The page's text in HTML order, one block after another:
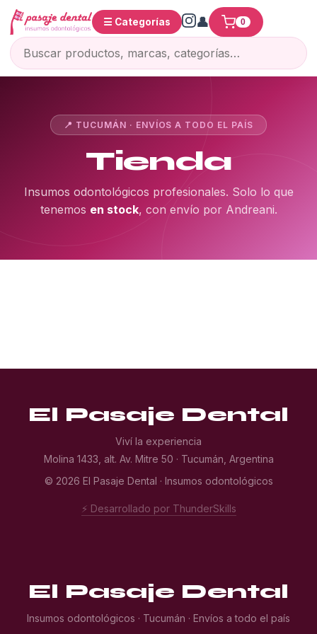
☰ Categorías 0
📍 TUCUMÁN · ENVÍOS A TODO EL PAÍS
Tienda
Insumos odontológicos profesionales. Solo lo que
tenemos en stock, con envío por Andreani.
El Pasaje Dental
Viví la experiencia
Molina 1433, alt. Av. Mitre 50 · Tucumán, Argentina
© 2026 El Pasaje Dental · Insumos odontológicos
⚡ Desarrollado por ThunderSkills
El Pasaje Dental
Insumos odontológicos · Tucumán · Envíos a todo el país